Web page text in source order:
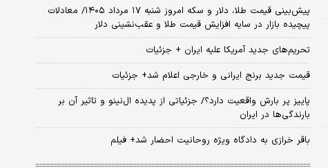
پیش‌بینی قیمت طلا، دلار و سکه امروز شنبه ۱۷ مرداد ۱۴۰۵/ معادلات
پیچیده بازار در سایه افزایش قیمت طلا و عقب‌نشینی دلار
تحریم‌های جدید آمریکا علیه ایران + جزئیات
قیمت جدید برنج ایرانی و خارجی اعلام شد+ جزئیات
پاییز پر بارش واقعیت دارد؟/ جزئیاتی از پدیده ال‌نینو و تاثیر آن بر
بارندگی‌ها در ایران
باقر خرازی به دادگاه ویژه روحانیت احضار شد+ فیلم